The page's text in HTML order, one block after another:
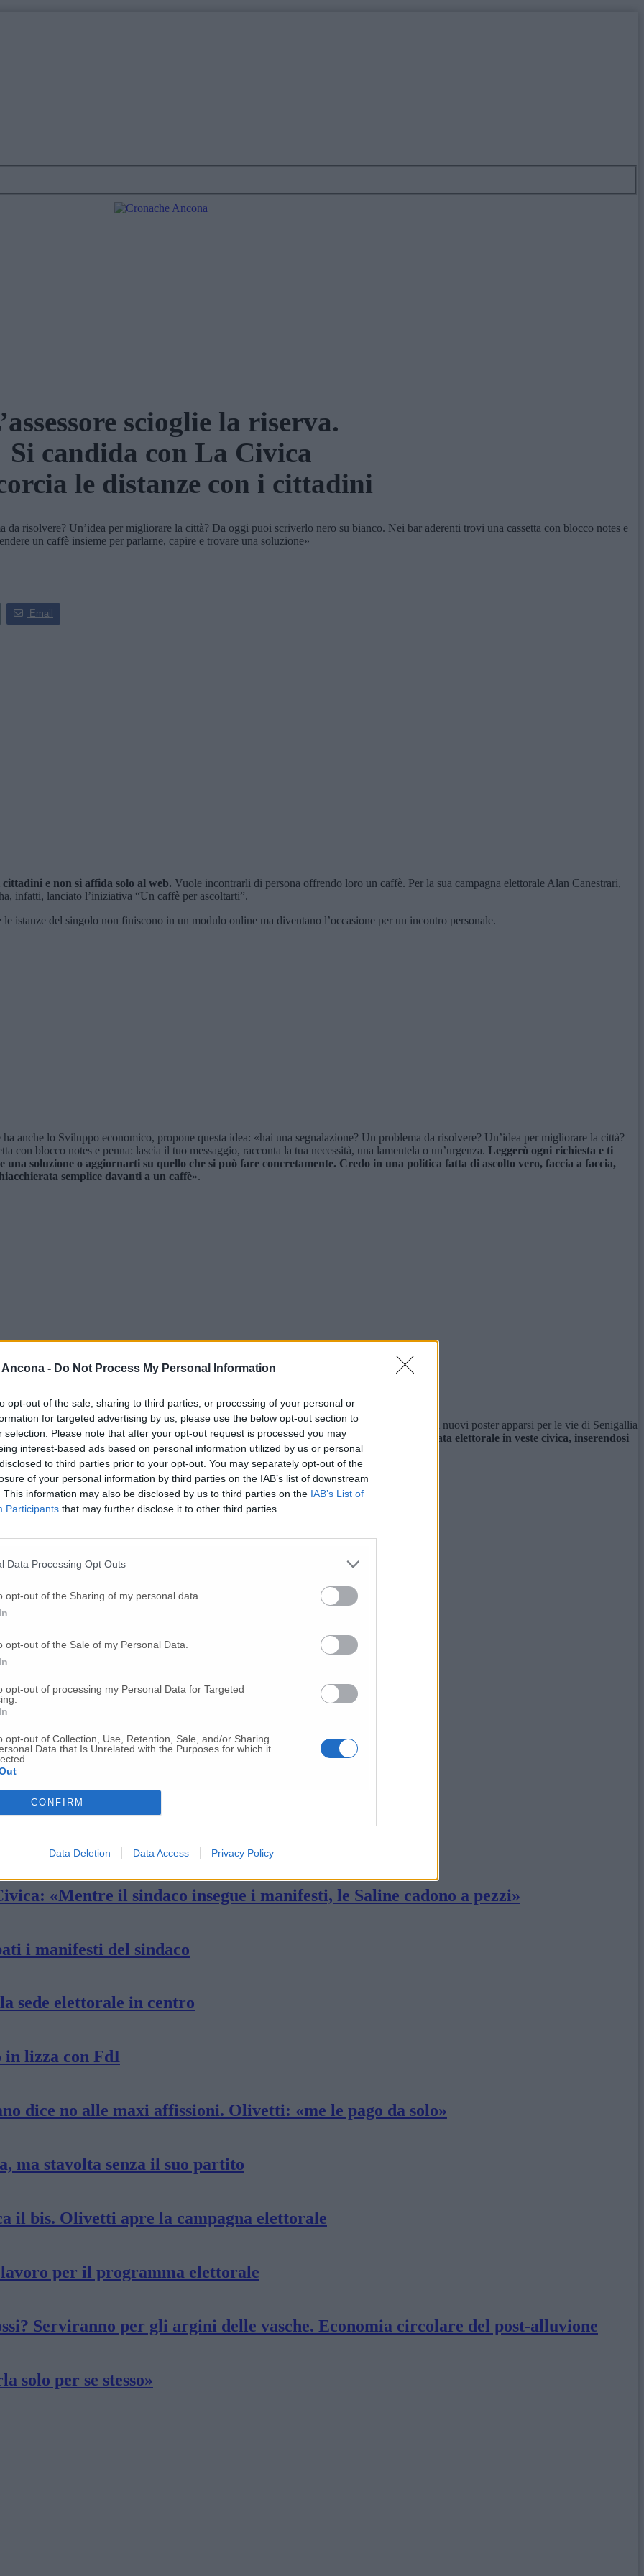
- Do Not Process My Personal Information
opt-out of the sale, sharing to third parties, or processing of your personal or
for targeted advertising by us, please use the below opt-out section to
selection. Please note that after your opt-out request is processed you may
interest-based ads based on personal information utilized by us or personal
to third parties prior to your opt-out. You may separately opt-out of the
of your personal information by third parties on the IAB’s list of downstream
This information may also be disclosed by us to third parties on the IAB’s List of
Participants that may further disclose it to other third parties.
Data Processing Opt Outs
opt-out of the Sharing of my personal data.
opt-out of the Sale of my Personal Data.
opt-out of processing my Personal Data for Targeted
opt-out of Collection, Use, Retention, Sale, and/or Sharing
Data that Is Unrelated with the Purposes for which it
CONFIRM
Data Deletion Data Access Privacy Policy
scioglie la riserva.
Si candida con La Civica
le distanze con i cittadini
risolvere? Un’idea per migliorare la città? Da oggi puoi scriverlo nero su bianco. Nei bar aderenti trovi una cassetta con blocco notes e
un caffè insieme per parlarne, capire e trovare una soluzione»
Email
e non si affida solo al web. Vuole incontrarli di persona offrendo loro un caffè. Per la sua campagna elettorale Alan Canestrari,
infatti, lanciato l’iniziativa “Un caffè per ascoltarti”.
istanze del singolo non finiscono in un modulo online ma diventano l’occasione per un incontro personale.
anche lo Sviluppo economico, propone questa idea: «hai una segnalazione? Un problema da risolvere? Un’idea per migliorare la città?
con blocco notes e penna: lascia il tuo messaggio, racconta la tua necessità, una lamentela o un’urgenza. Leggerò ogni richiesta e ti
soluzione o aggiornarti su quello che si può fare concretamente. Credo in una politica fatta di ascolto vero, faccia a faccia,
semplice davanti a un caffè».
interrogativo – chiedendo una sorta di fiducia “al buio” senza mostrare simboli di lista – i nuovi poster apparsi per le vie di Senigallia
grazie alla sua candidatura in Forza Italia nel 2020, ha scelto di presentarsi in questa tornata elettorale in veste civica, inserendosi
con che lista?
Polemiche a parte, Perini tira dritto.
sindaco cerca il secondo mandato
«Diamo uno spettacolo pietoso ai giovani»
uno yes-man»
la lista d’attesa per candidarsi
«Mentre il sindaco insegue i manifesti, le Saline cadono a pezzi»
i manifesti del sindaco
sede elettorale in centro
in lizza con FdI
dice no alle maxi affissioni. Olivetti: «me le pago da solo»
ma stavolta senza il suo partito
il bis. Olivetti apre la campagna elettorale
per il programma elettorale
Serviranno per gli argini delle vasche. Economia circolare del post-alluvione
solo per se stesso»